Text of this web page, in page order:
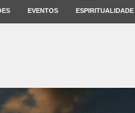
EVENTOS ESPIRITUALIDADE